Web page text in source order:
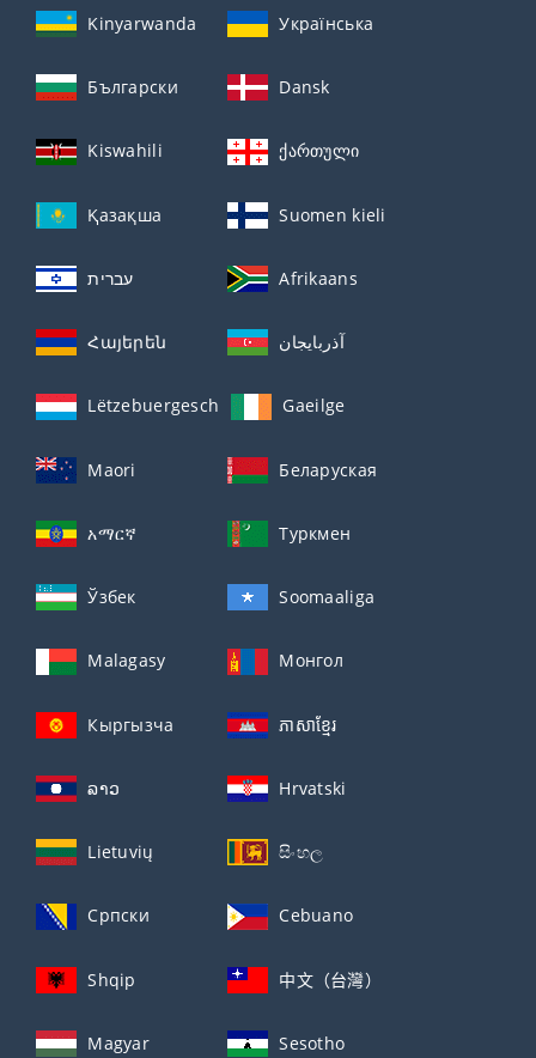
Kinyarwanda Українська
Български Dansk
Kiswahili ქართული
Қазақша Suomen kieli
עברית Afrikaans
Հայերեն آذربايجان
Lëtzebuergesch Gaeilge
Maori Беларуская
አማርኛ Туркмен
Ўзбек Soomaaliga
Malagasy Монгол
Кыргызча ភាសាខ្មែរ
ລາວ Hrvatski
Lietuvių සිංහල
Српски Cebuano
Shqip 中文（台灣）
Magyar Sesotho